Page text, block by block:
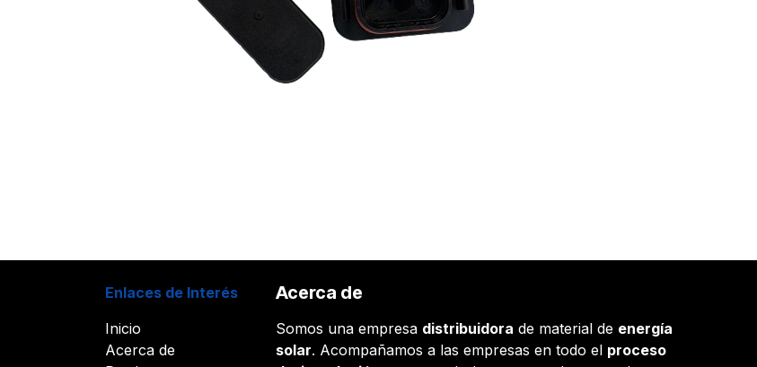
Enlaces de Interés
Inicio
Acerca de
Acerca de
Somos una empresa distribuidora de material de energía
solar. Acompañamos a las empresas en todo el proceso